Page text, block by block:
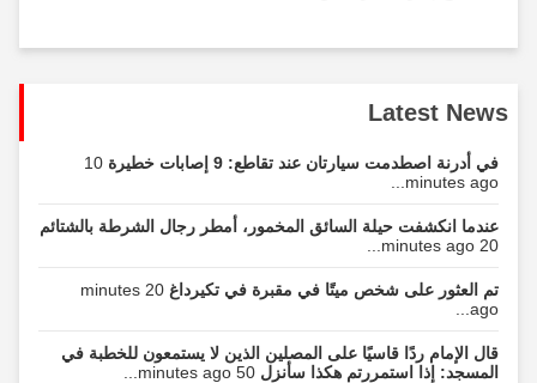
Latest News
في أدرنة اصطدمت سيارتان عند تقاطع: 9 إصابات خطيرة
10
minutes ago...
عندما انكشفت حيلة السائق المخمور، أمطر رجال الشرطة بالشتائم
تم العثور على شخص ميتًا في مقبرة في تكيرداغ
20 minutes
ago...
قال الإمام ردًا قاسيًا على المصلين الذين لا يستمعون للخطبة في
المسجد: إذا استمررتم هكذا سأنزل 50 minutes ago...